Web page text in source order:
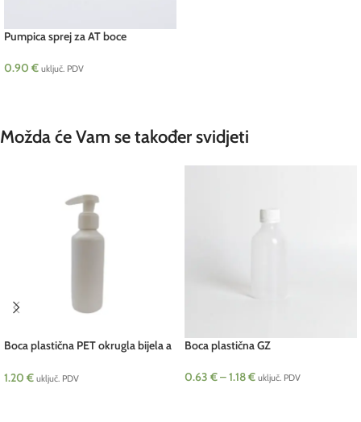
Pumpica sprej za AT boce
0.90 € uključ. PDV
Možda će Vam se također svidjeti
Boca plastična PET okrugla bijela a
1.20 € uključ. PDV
Boca plastična GZ
0.63 €–1.18€ uključ. PDV